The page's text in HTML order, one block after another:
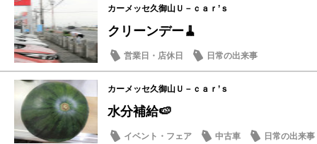
カーメッセ久御山Ｕ－ｃａｒ’ｓ
クリーンデー🧹
営業日・店休日 日常の出来事
カーメッセ久御山Ｕ－ｃａｒ’ｓ
水分補給🍉
イベント・フェア 中古車 日常の出来事